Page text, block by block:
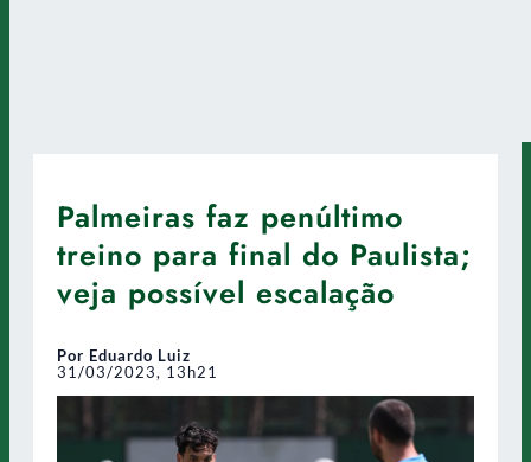
Palmeiras faz penúltimo
treino para final do Paulista;
veja possível escalação
Por Eduardo Luiz
31/03/2023, 13h21